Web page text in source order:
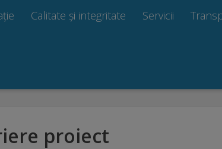
Calitate și integritate Servicii
proiect